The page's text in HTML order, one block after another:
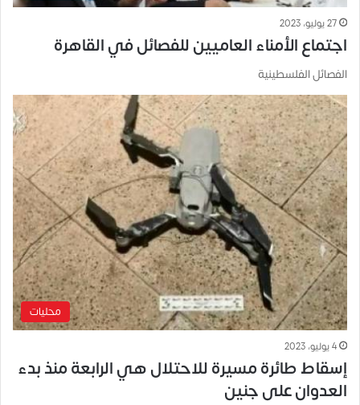
27 يوليو، 2023
اجتماع الأمناء العاميين للفصائل في القاهرة
الفصائل الفلسطينية
محليات
4 يوليو، 2023
إسقاط طائرة مسيرة للاحتلال هي الرابعة منذ بدء
العدوان على جنين